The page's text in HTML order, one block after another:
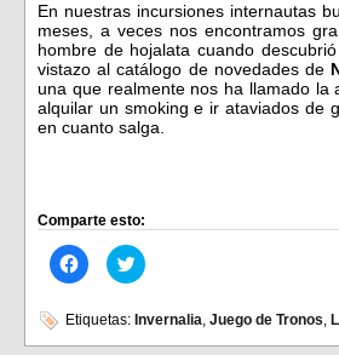
En nuestras incursiones internautas
meses, a veces nos encontramos
hombre de hojalata cuando
vistazo al catálogo de novedades de
una que realmente nos ha llamado la
alquilar un smoking e ir ataviados de
en cuanto salga.
Comparte esto:
Haz
clic
en
Facebook
(Se
Haz
clic
en
(Se
Etiquetas: Invernalia, Juego de Tronos,